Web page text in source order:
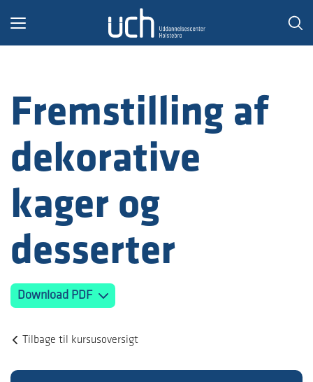
Toggle
Fremstilling af
dekorative
kager og
desserter
Download PDF
Tilbage til kursusoversigt